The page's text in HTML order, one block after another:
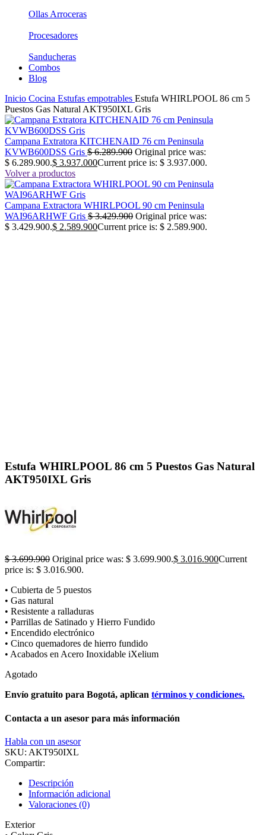
Ollas Arroceras
Procesadores
Sanducheras
Combos
Blog
Inicio Cocina Estufas empotrables Estufa WHIRLPOOL 86 cm 5
Puestos Gas Natural AKT950IXL Gris
Campana Extratora KITCHENAID 76 cm Peninsula
KVWB600DSS Gris $6.289.900 Original price was:
$ 6.289.900.$ 3.937.000Current price is: $ 3.937.000.
Volver a productos
Campana Extractora WHIRLPOOL 90 cm Peninsula
WAI96ARHWF Gris $3.429.900 Original price was:
$ 3.429.900.$ 2.589.900Current price is: $ 2.589.900.
Estufa WHIRLPOOL 86 cm 5 Puestos Gas Natural
AKT950IXL Gris
$3.699.900 Original price was: $ 3.699.900.$ 3.016.900Current
price is: $ 3.016.900.
• Cubierta de 5 puestos
• Gas natural
• Resistente a ralladuras
• Parrillas de Satinado y Hierro Fundido
• Encendido electrónico
• Cinco quemadores de hierro fundido
• Acabados en Acero Inoxidable iXelium
Agotado
Envío gratuito para Bogotá, aplican términos y condiciones.
Contacta a un asesor para más información
Habla con un asesor
SKU: AKT950IXL
Compartir:
Descripción
Información adicional
Valoraciones (0)
Exterior